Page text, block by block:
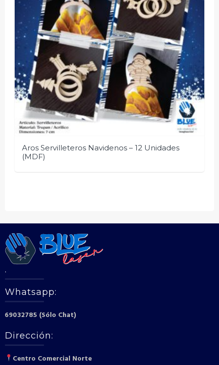
Aros Servilleteros Navidenos – 12 Unidades
(MDF)
.
Whatsapp:
69032785 (Sólo Chat)
Dirección:
Centro Comercial Norte